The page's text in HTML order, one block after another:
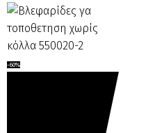
Βλεφαρίδες
-60%